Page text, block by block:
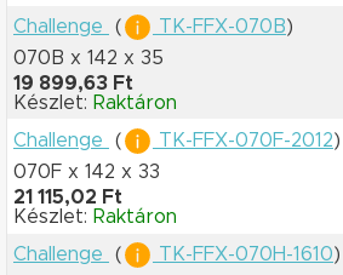
Challenge
( TK-FFX-070B)
070B x 142 x 35
19 899,63 Ft
Készlet: Raktáron
Challenge
( TK-FFX-070F-2012)
070F x 142 x 33
21 115,02 Ft
Készlet: Raktáron
Challenge
( TK-FFX-070H-1610)